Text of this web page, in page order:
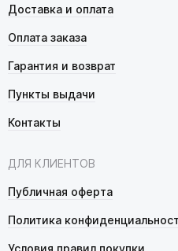
Доставка и оплата
Оплата заказа
Гарантия и возврат
Пункты выдачи
Контакты
ДЛЯ КЛИЕНТОВ
Публичная оферта
Политика
Условия правил покупки